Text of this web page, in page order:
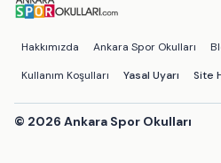
Hakkımızda Ankara Spor Okulları
Kullanım Koşulları
Yasal Uyarı Site
© 2026 Ankara Spor Okulları